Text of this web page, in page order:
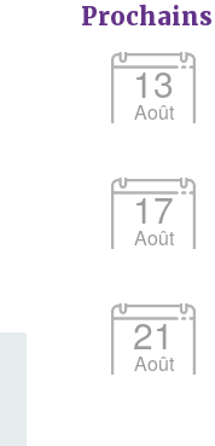
13
Août
17
Août
21
Août